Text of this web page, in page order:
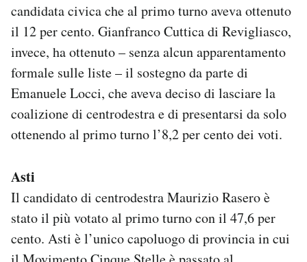
candidata civica che al primo turno aveva ottenuto
il 12 per cento. Gianfranco Cuttica di Revigliasco,
invece, ha ottenuto – senza alcun apparentamento
formale sulle liste – il sostegno da parte di
Emanuele Locci, che aveva deciso di lasciare la
coalizione di centrodestra e di presentarsi da solo
ottenendo al primo turno l’8,2 per cento dei voti.
Asti
Il candidato di centrodestra Maurizio Rasero è
stato il più votato al primo turno con il 47,6 per
cento. Asti è l’unico capoluogo di provincia in cui